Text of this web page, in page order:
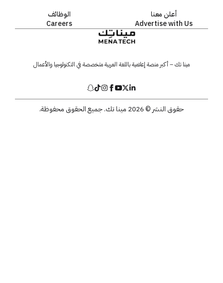
أعلن معنا
Advertise with Us
الوظائف
Careers
مينا تك – أكبر منصة إعلامية باللغة العربية متخصصة في التكنولوجيا والأعمال
حقوق النشر © 2026 مينا تك. جميع الحقوق محفوظة.